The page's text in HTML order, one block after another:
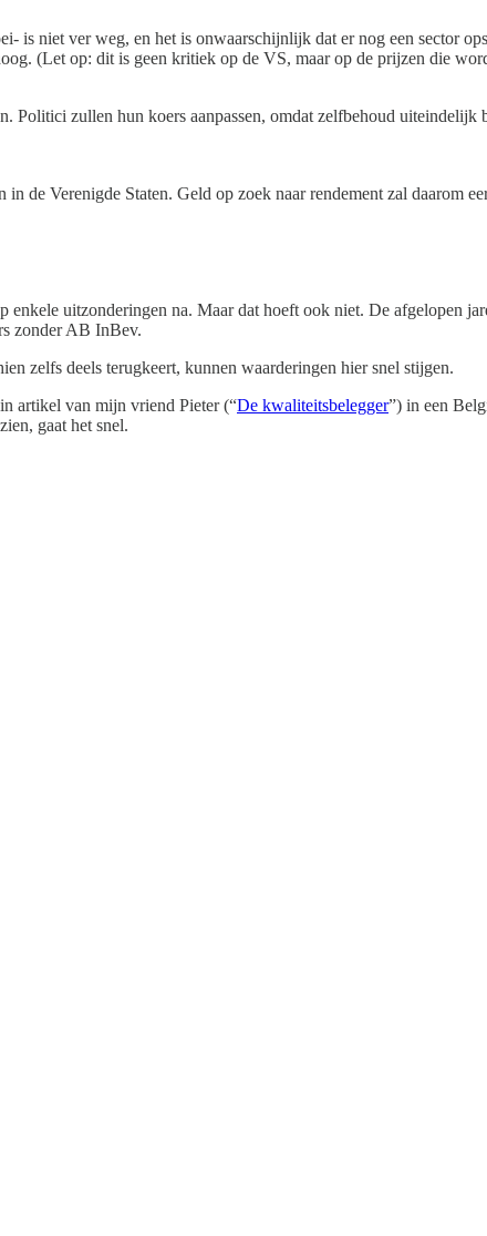
is niet ver weg, en het is onwaarschijnlijk dat er nog een sector
(Let op: dit is geen kritiek op de VS, maar op de prijzen die
Politici zullen hun koers aanpassen, omdat zelfbehoud
de Verenigde Staten. Geld op zoek naar rendement zal daarom
uitzonderingen na. Maar dat hoeft ook niet. De afgelopen
zonder AB InBev.
zelfs deels terugkeert, kunnen waarderingen hier snel stijgen.
artikel van mijn vriend Pieter (“De kwaliteitsbelegger”) in een
gaat het snel.